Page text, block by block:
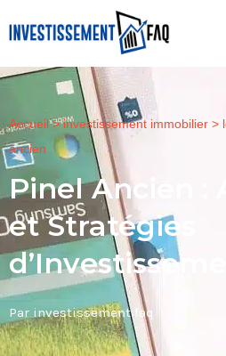
Accueil>investissement immobilier >
ancien
Pinel Ancien :
et Stratégies
Par investissement faq